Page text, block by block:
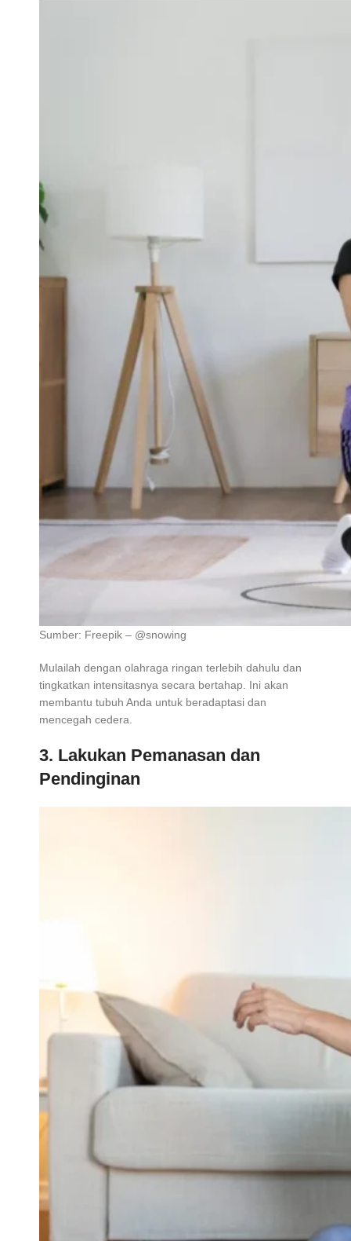
Sumber: Freepik – @snowing
Mulailah dengan olahraga ringan terlebih dahulu dan
tingkatkan intensitasnya secara bertahap. Ini akan
membantu tubuh Anda untuk beradaptasi dan
mencegah cedera.
3. Lakukan Pemanasan dan
Pendinginan